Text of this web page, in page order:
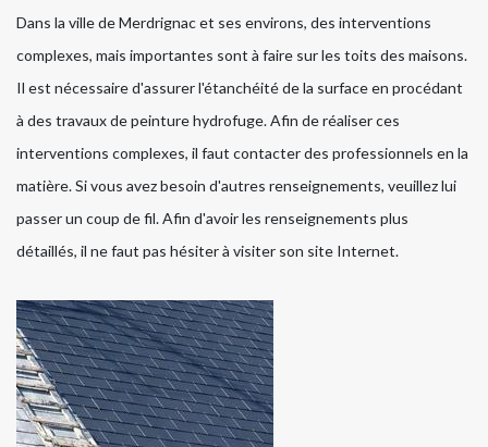
Dans la ville de Merdrignac et ses environs, des interventions
complexes, mais importantes sont à faire sur les toits des maisons.
Il est nécessaire d'assurer l'étanchéité de la surface en procédant
à des travaux de peinture hydrofuge. Afin de réaliser ces
interventions complexes, il faut contacter des professionnels en la
matière. Si vous avez besoin d'autres renseignements, veuillez lui
passer un coup de fil. Afin d'avoir les renseignements plus
détaillés, il ne faut pas hésiter à visiter son site Internet.